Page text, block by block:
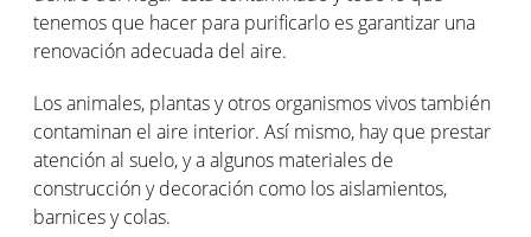
tenemos que hacer para purificarlo es garantizar una
renovación adecuada del aire.
Los animales, plantas y otros organismos vivos también
contaminan el aire interior. Así mismo, hay que prestar
atención al suelo, y a algunos materiales de
construcción y decoración como los aislamientos,
barnices y colas.